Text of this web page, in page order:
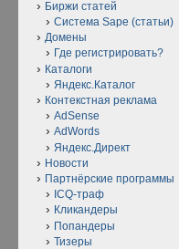
Биржи статей
Система Sape (статьи)
Домены
Где регистрировать?
Каталоги
Яндекс.Каталог
Контекстная реклама
AdSense
AdWords
Яндекс.Директ
Новости
Партнёрские программы
ICQ-траф
Кликандеры
Попандеры
Тизеры